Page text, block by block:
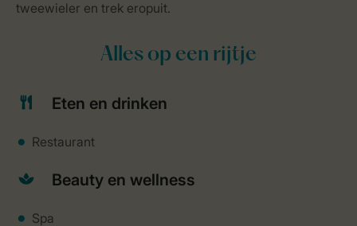
tweewieler en trek eropuit.
Alles op een rijtje
Eten en drinken
Restaurant
Beauty en wellness
Spa